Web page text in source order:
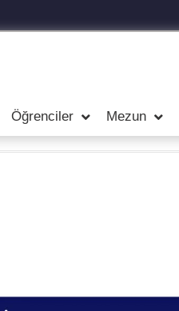
Öğrenciler Mezun